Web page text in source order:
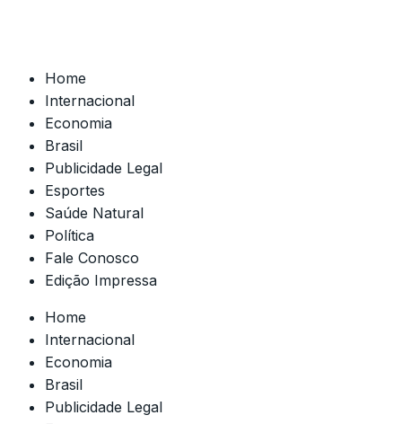
Home
Internacional
Economia
Brasil
Publicidade Legal
Esportes
Saúde Natural
Política
Fale Conosco
Edição Impressa
Home
Internacional
Economia
Brasil
Publicidade Legal